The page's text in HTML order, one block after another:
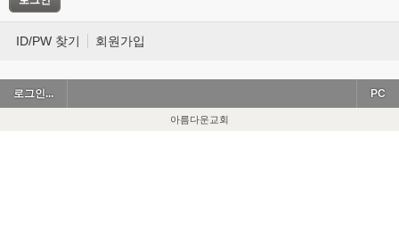
ID/PW 찾기 회원가입
로그인... PC
아름다운교회